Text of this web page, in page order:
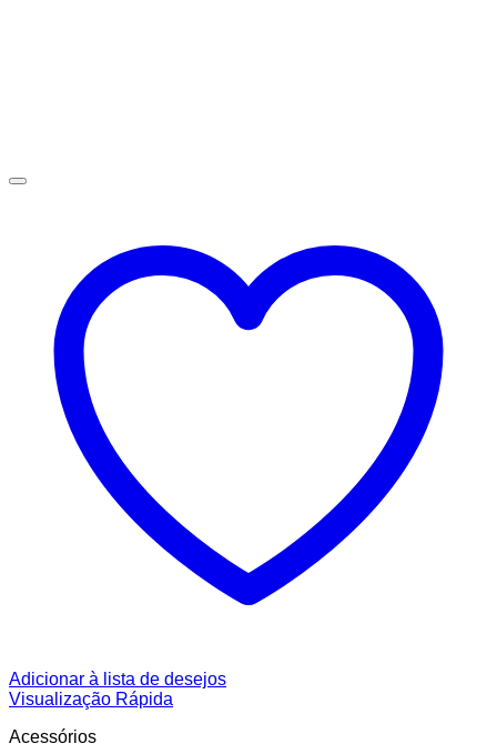
Adicionar à lista de desejos
Visualização Rápida
Acessórios